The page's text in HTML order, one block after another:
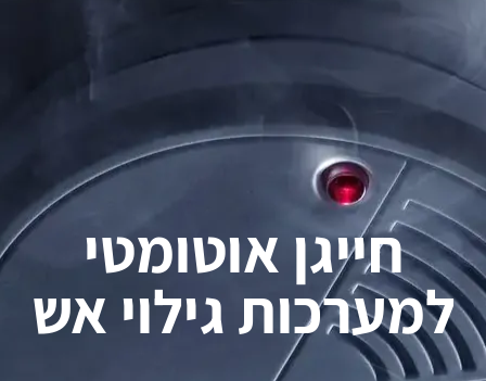
חייגן אוטומטי
למערכות גילוי אש